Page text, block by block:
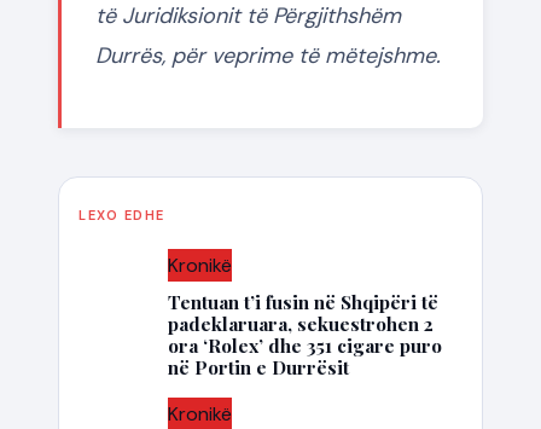
të Juridiksionit të Përgjithshëm
Durrës, për veprime të mëtejshme.
LEXO EDHE
Kronikë
Tentuan t’i fusin në Shqipëri të
padeklaruara, sekuestrohen 2
ora ‘Rolex’ dhe 351 cigare puro
në Portin e Durrësit
Kronikë